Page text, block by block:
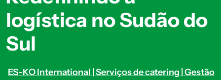
logística no Sudão do
Sul
ES-KO International | Serviços de catering | Gestão